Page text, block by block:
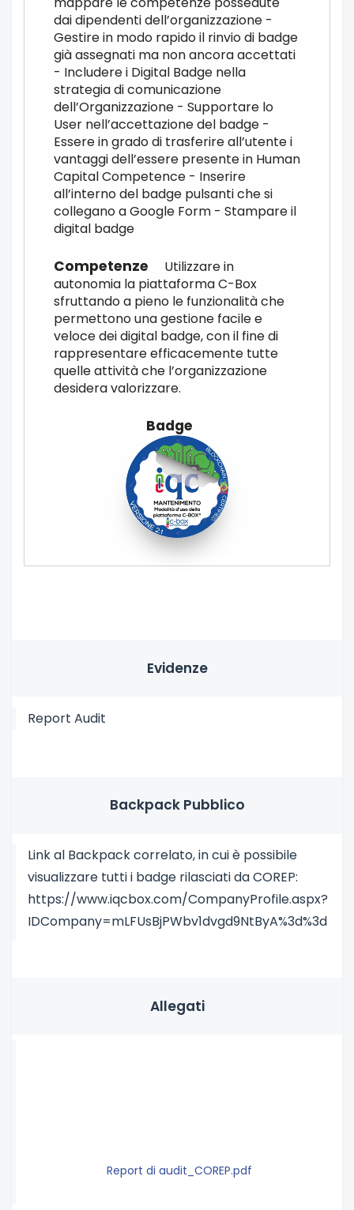
dai dipendenti dell’organizzazione -
Gestire in modo rapido il rinvio di badge
già assegnati ma non ancora accettati
- Includere i Digital Badge nella
strategia di comunicazione
dell’Organizzazione - Supportare lo
User nell’accettazione del badge -
Essere in grado di trasferire all’utente i
vantaggi dell’essere presente in Human
Capital Competence - Inserire
all’interno del badge pulsanti che si
collegano a Google Form - Stampare il
digital badge
Utilizzare in
autonomia la piattaforma C-Box
sfruttando a pieno le funzionalità che
permettono una gestione facile e
veloce dei digital badge, con il fine di
rappresentare efficacemente tutte
quelle attività che l’organizzazione
desidera valorizzare.
Evidenze
Report Audit
Backpack Pubblico
Link al Backpack correlato, in cui è possibile
visualizzare tutti i badge rilasciati da COREP:
https://www.iqcbox.com/CompanyProfile.aspx?
IDCompany=mLFUsBjPWbv1dvgd9NtByA%3d%3d
Allegati
Report di audit_COREP.pdf